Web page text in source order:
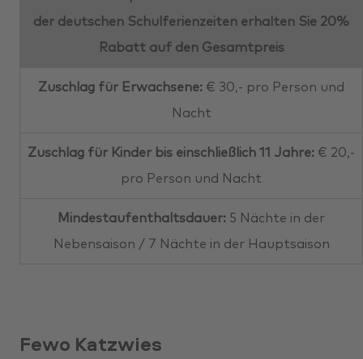
der deutschen Schulferienzeiten erhalten Sie 20%
Rabatt auf den Gesamtpreis
Zuschlag für Erwachsene: € 30,- pro Person und
Nacht
Zuschlag für Kinder bis einschließlich 11 Jahre: € 20,-
pro Person und Nacht
Mindestaufenthaltsdauer: 5 Nächte in der
Nebensaison / 7 Nächte in der Hauptsaison
Fewo Katzwies